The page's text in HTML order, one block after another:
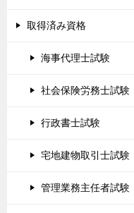
取得済み資格
海事代理士試験
社会保険労務士試験
行政書士試験
宅地建物取引士試験
管理業務主任者試験